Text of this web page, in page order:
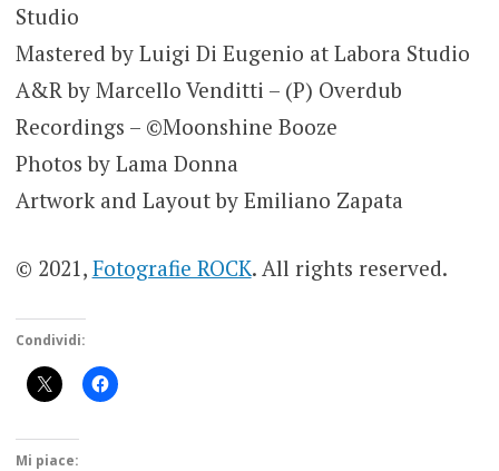
Studio
Mastered by Luigi Di Eugenio at Labora Studio
A&R by Marcello Venditti – (P) Overdub
Recordings – ©Moonshine Booze
Photos by Lama Donna
Artwork and Layout by Emiliano Zapata
© 2021, Fotografie ROCK. All rights reserved.
Condividi:
Mi piace: